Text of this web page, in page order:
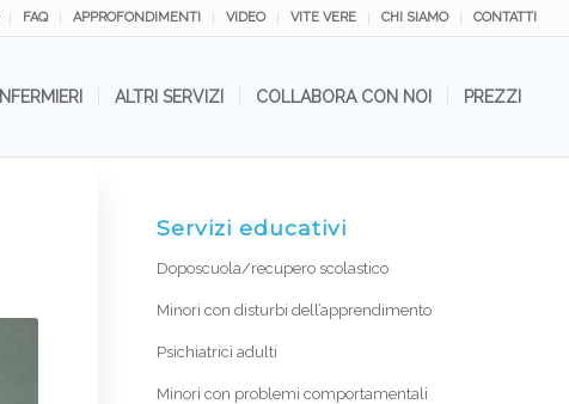
FAQ APPROFONDIMENTI VIDEO VITE VERE CHI SIAMO CONTATTI
INFERMIERI ALTRI SERVIZI COLLABORA CON NOI PREZZI
Servizi educativi
Doposcuola/recupero scolastico
Minori con disturbi dell’apprendimento
Psichiatrici adulti
Minori con problemi comportamentali